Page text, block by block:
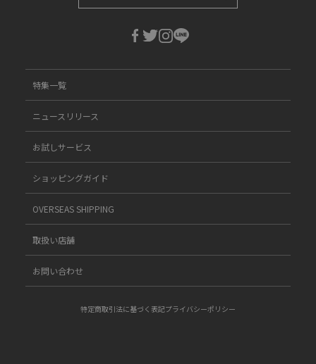
特集一覧
ニュースリリース
お試しサービス
ショッピングガイド
OVERSEAS SHIPPING
取扱い店舗
お問い合わせ
特定商取引法に基づく表記プライバシーポリシー